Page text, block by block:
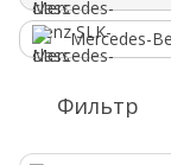
Mercedes-
Фильтр